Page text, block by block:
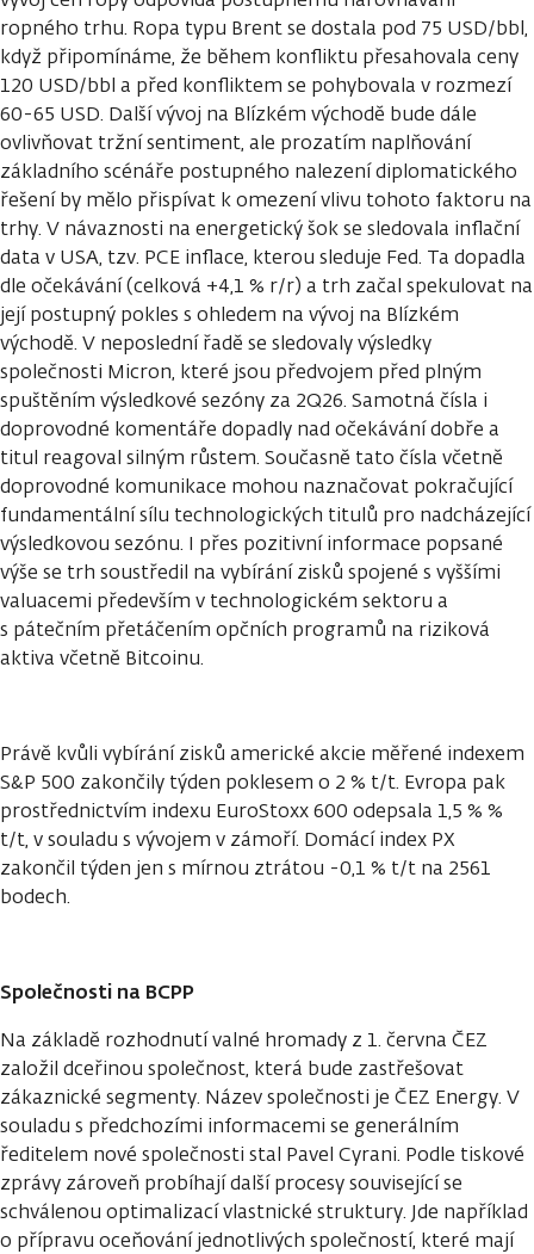
ropného trhu. Ropa typu Brent se dostala pod 75 USD/bbl,
když připomínáme, že během konfliktu přesahovala ceny
120 USD/bbl a před konfliktem se pohybovala v rozmezí
60-65 USD. Další vývoj na Blízkém východě bude dále
ovlivňovat tržní sentiment, ale prozatím naplňování
základního scénáře postupného nalezení diplomatického
řešení by mělo přispívat k omezení vlivu tohoto faktoru na
trhy. V návaznosti na energetický šok se sledovala inflační
data v USA, tzv. PCE inflace, kterou sleduje Fed. Ta dopadla
dle očekávání (celková +4,1 % r/r) a trh začal spekulovat na
její postupný pokles s ohledem na vývoj na Blízkém
východě. V neposlední řadě se sledovaly výsledky
společnosti Micron, které jsou předvojem před plným
spuštěním výsledkové sezóny za 2Q26. Samotná čísla i
doprovodné komentáře dopadly nad očekávání dobře a
titul reagoval silným růstem. Současně tato čísla včetně
doprovodné komunikace mohou naznačovat pokračující
fundamentální sílu technologických titulů pro nadcházející
výsledkovou sezónu. I přes pozitivní informace popsané
výše se trh soustředil na vybírání zisků spojené s vyššími
valuacemi především v technologickém sektoru a
s pátečním přetáčením opčních programů na riziková
aktiva včetně Bitcoinu.
Právě kvůli vybírání zisků americké akcie měřené indexem
S&P 500 zakončily týden poklesem o 2 % t/t. Evropa pak
prostřednictvím indexu EuroStoxx 600 odepsala 1,5 % %
t/t, v souladu s vývojem v zámoří. Domácí index PX
zakončil týden jen s mírnou ztrátou -0,1 % t/t na 2561
bodech.
Společnosti na BCPP
Na základě rozhodnutí valné hromady z 1. června ČEZ
založil dceřinou společnost, která bude zastřešovat
zákaznické segmenty. Název společnosti je ČEZ Energy. V
souladu s předchozími informacemi se generálním
ředitelem nové společnosti stal Pavel Cyrani. Podle tiskové
zprávy zároveň probíhají další procesy související se
schválenou optimalizací vlastnické struktury. Jde například
o přípravu oceňování jednotlivých společností, které mají